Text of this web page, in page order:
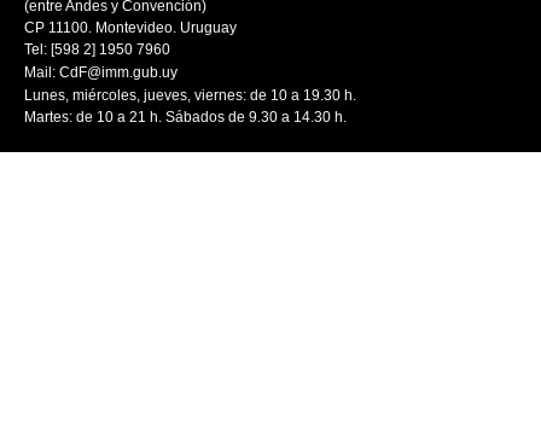
(entre Andes y Convención)
CP 11100. Montevideo. Uruguay
Tel: [598 2] 1950 7960
Mail: CdF@imm.gub.uy
Lunes, miércoles, jueves, viernes: de 10 a 19.30 h.
Martes: de 10 a 21 h. Sábados de 9.30 a 14.30 h.